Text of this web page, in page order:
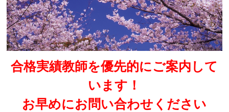
合格実績教師を優先的にご案内して
います！
お早めにお問い合わせください